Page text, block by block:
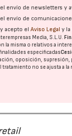
envío de newsletters y
envío de
acepto elAviso Legal y la
Media, S.L.U.
la misma o relativos a
especificadas
oposición, supresión,
tratamiento no se ajusta a